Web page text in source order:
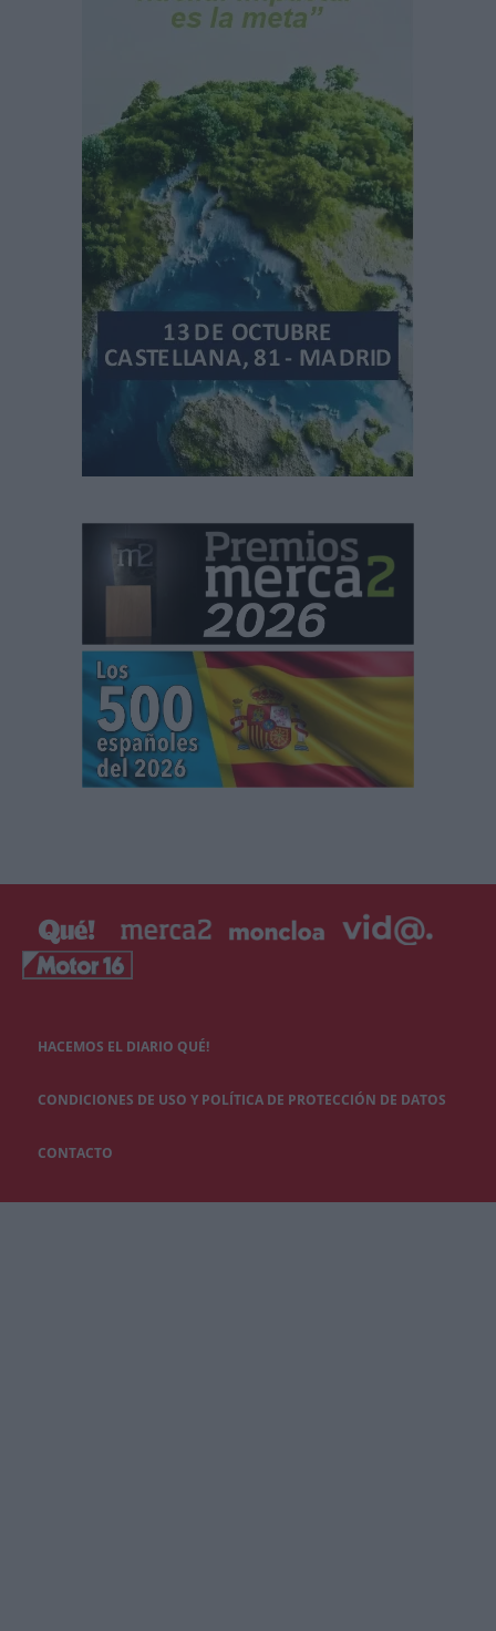
HACEMOS EL DIARIO QUÉ!
CONDICIONES DE USO Y POLÍTICA DE PROTECCIÓN DE DATOS
CONTACTO